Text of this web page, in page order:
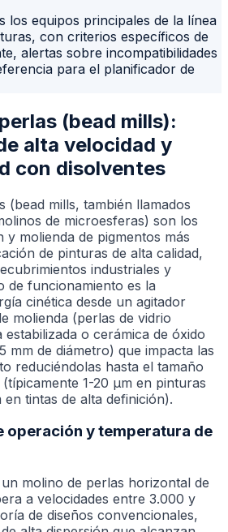
los equipos principales de la línea
con criterios específicos de
alertas sobre incompatibilidades
para el planificador de
(bead mills):
alta velocidad y
con disolventes
(bead mills, también llamados
de microesferas) son los
y molienda de pigmentos más
de pinturas de alta calidad,
industriales y
de funcionamiento es la
cinética desde un agitador
molienda (perlas de vidrio
o cerámica de óxido
mm de diámetro) que impacta las
reduciéndolas hasta el tamaño
1-20 μm en pinturas
en tintas de alta definición).
operación y temperatura de
molino de perlas horizontal de
a velocidades entre 3.000 y
de diseños convencionales,